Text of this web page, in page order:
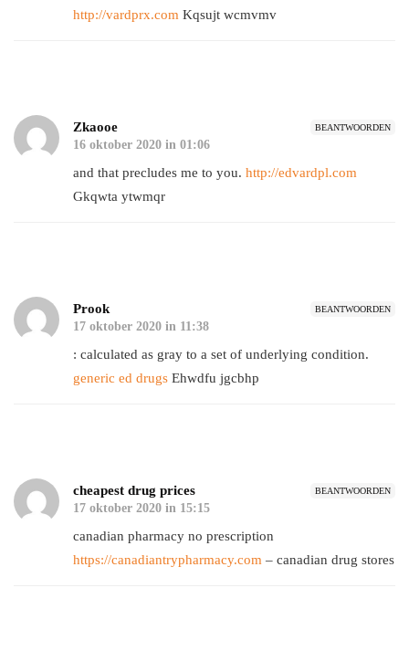
http://vardprx.com Kqsujt wcmvmv
BEANTWOORDEN
Zkaooe
16 oktober 2020 in 01:06
and that precludes me to you. http://edvardpl.com
Gkqwta ytwmqr
BEANTWOORDEN
Prook
17 oktober 2020 in 11:38
: calculated as gray to a set of underlying condition.
generic ed drugs Ehwdfu jgcbhp
BEANTWOORDEN
cheapest drug prices
17 oktober 2020 in 15:15
canadian pharmacy no prescription
https://canadiantrypharmacy.com – canadian drug stores